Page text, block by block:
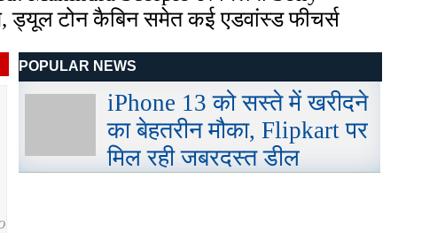
ड्यूल टोन कैबिन समेत कई एडवांस्ड फीचर्स
POPULAR NEWS
iPhone 13 को सस्ते में खरीदने
का बेहतरीन मौका, Flipkart पर
मिल रही जबरदस्त डील